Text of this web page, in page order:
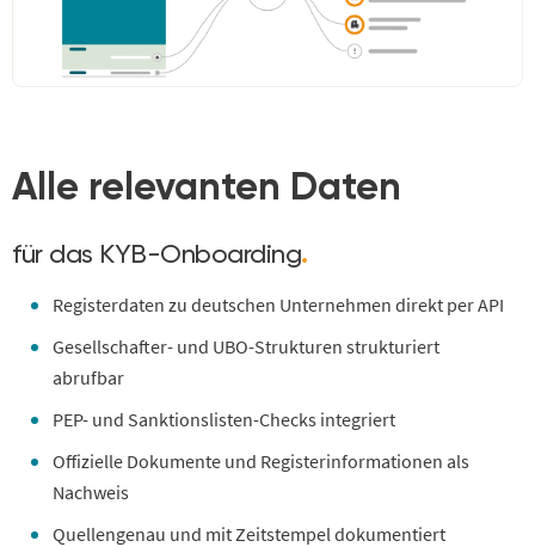
Alle relevanten Daten
für das KYB-Onboarding.
Registerdaten zu deutschen Unternehmen direkt per API
Gesellschafter- und UBO-Strukturen strukturiert
abrufbar
PEP- und Sanktionslisten-Checks integriert
Offizielle Dokumente und Registerinformationen als
Nachweis
Quellengenau und mit Zeitstempel dokumentiert